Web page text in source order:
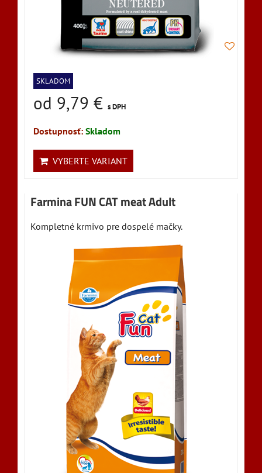
SKLADOM
od 9,79 € s DPH
Dostupnosť: Skladom
VYBERTE VARIANT
Farmina FUN CAT meat Adult
Kompletné krmivo pre dospelé mačky.